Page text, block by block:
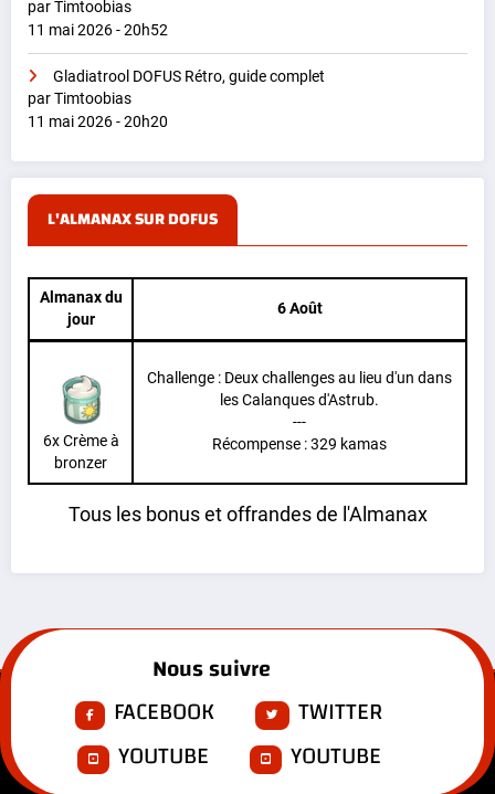
par Timtoobias
11 mai 2026 - 20h52
Gladiatrool DOFUS Rétro, guide complet
par Timtoobias
11 mai 2026 - 20h20
L'ALMANAX SUR DOFUS
Almanax du
jour
6 Août
6x Crème à
bronzer
Challenge : Deux challenges au lieu d'un dans
les Calanques d'Astrub.
---
Récompense : 329 kamas
Tous les bonus et offrandes de l'Almanax
Nous suivre
FACEBOOK
TWITTER
YOUTUBE
YOUTUBE